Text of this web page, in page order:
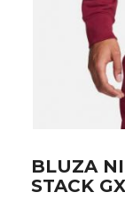
Skip
to
the
BLUZA
STACK